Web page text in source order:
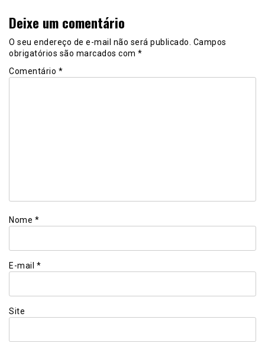
Deixe um comentário
O seu endereço de e-mail não será publicado. Campos
obrigatórios são marcados com *
Comentário *
Nome *
E-mail *
Site